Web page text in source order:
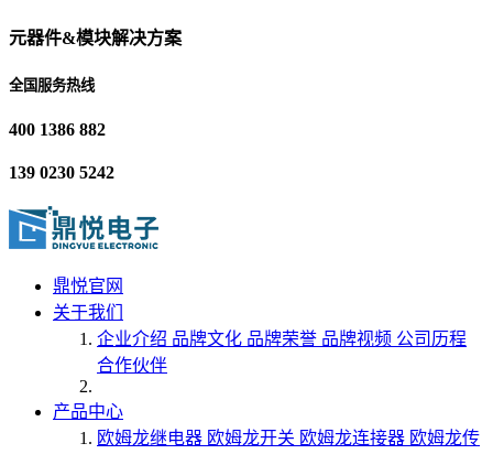
元器件&模块解决方案
全国服务热线
400 1386 882
139 0230 5242
鼎悦官网
关于我们
企业介绍 品牌文化 品牌荣誉 品牌视频 公司历程
合作伙伴
产品中心
欧姆龙继电器 欧姆龙开关 欧姆龙连接器 欧姆龙传